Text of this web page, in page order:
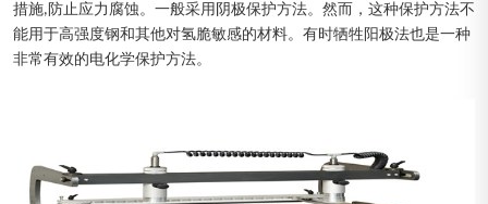
措施,防止应力腐蚀。一般采用阴极保护方法。然而，这种保护方法不
能用于高强度钢和其他对氢脆敏感的材料。有时牺牲阳极法也是一种
非常有效的电化学保护方法。